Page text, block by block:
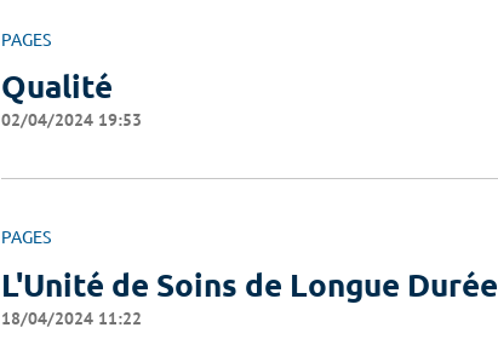
PAGES
Qualité
02/04/2024 19:53
PAGES
L'Unité de Soins de Longue Durée
18/04/2024 11:22